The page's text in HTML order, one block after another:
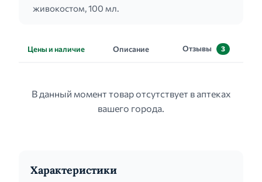
живокостом, 100 мл.
Цены и наличие Описание Отзывы 3
В данный момент товар отсутствует в аптеках
вашего города.
Характеристики